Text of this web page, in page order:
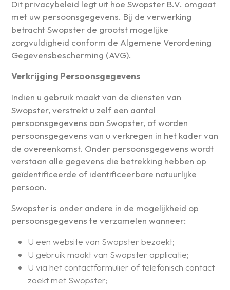
Dit privacybeleid legt uit hoe Swopster B.V. omgaat
met uw persoonsgegevens. Bij de verwerking
betracht Swopster de grootst mogelijke
zorgvuldigheid conform de Algemene Verordening
Gegevensbescherming (AVG).
Verkrijging Persoonsgegevens
Indien u gebruik maakt van de diensten van
Swopster, verstrekt u zelf een aantal
persoonsgegevens aan Swopster, of worden
persoonsgegevens van u verkregen in het kader van
de overeenkomst. Onder persoonsgegevens wordt
verstaan alle gegevens die betrekking hebben op
geïdentificeerde of identificeerbare natuurlijke
persoon.
Swopster is onder andere in de mogelijkheid op
persoonsgegevens te verzamelen wanneer:
U een website van Swopster bezoekt;
U gebruik maakt van Swopster applicatie;
U via het contactformulier of telefonisch contact
zoekt met Swopster;